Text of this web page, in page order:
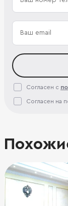
Согласен с
Согласен на